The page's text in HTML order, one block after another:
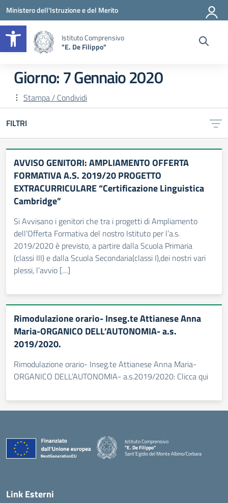
Apri la barra degli strumenti
Vai ai contenuti
Vai al menu di navigazione
Vai al footer
Ministero dell'Istruzione e del Merito
Istituto Comprensivo
"E. De Filippo"
Giorno:7 Gennaio 2020
Stampa / Condividi
FILTRI
AVVISO GENITORI: AMPLIAMENTO OFFERTA
FORMATIVA A.S. 2019/20 PROGETTO
EXTRACURRICULARE “Certificazione Linguistica
Cambridge”
Si Avvisano i genitori che tra i progetti di Ampliamento
dell’Offerta Formativa del nostro Istituto per l’a.s.
2019/2020 è previsto, a partire dalla Scuola Primaria
(classi III) e dalla Scuola Secondaria(classi I),dei nostri vari
plessi, l’avvio […]
Rimodulazione orario- Inseg.te Attianese Anna
Maria-ORGANICO DELL’AUTONOMIA- a.s.
2019/2020.
Rimodulazione orario- Inseg.te Attianese Anna Maria-
ORGANICO DELL’AUTONOMIA- a.s.2019/2020: Clicca qui
Istituto Comprensivo
"E. De Filippo"
Sant'Egidio del Monte Albino/Corbara
Link Esterni